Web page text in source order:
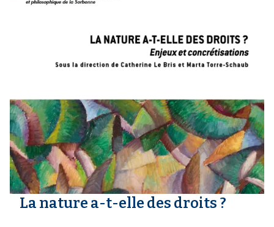
La nature a-t-elle des droits ?